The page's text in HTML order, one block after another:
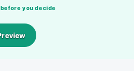
before you decide